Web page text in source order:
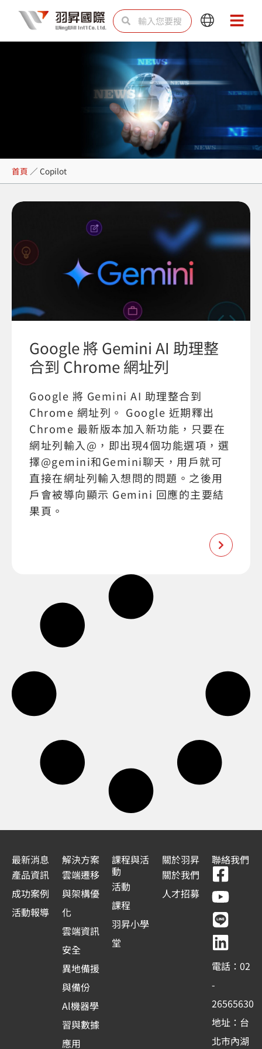
主
搜
尋 尋
Main
Menu
Main
Menu
Copilot
首頁 ／ Copilot
Google 將 Gemini AI 助理整
合到 Chrome 網址列
Google 將 Gemini AI 助理整合到
Chrome 網址列。 Google 近期釋出
Chrome 最新版本加入新功能，只要在
網址列輸入@，即出現4個功能選項，選
擇@gemini和Gemini聊天，用戶就可
直接在網址列輸入想問的問題。之後用
戶會被導向顯示 Gemini 回應的主要結
果頁。
最新消息
產品資訊
成功案例
活動報導
解決方案
雲端遷移
與架構優
化
雲端資訊
安全
異地備援
與備份
Al機器學
習與數據
應用
課程與活
動
活動
課程
羽昇小學
堂
關於羽昇
關於我們
人才招募
聯絡我們
F
a
c
e
b
o
o
k
-
s
Y
o
u
t
u
b
e
L
i
n
e
L
i
n
k
e
d
i
n
電話：02
-
26565630
地址：台
北市內湖